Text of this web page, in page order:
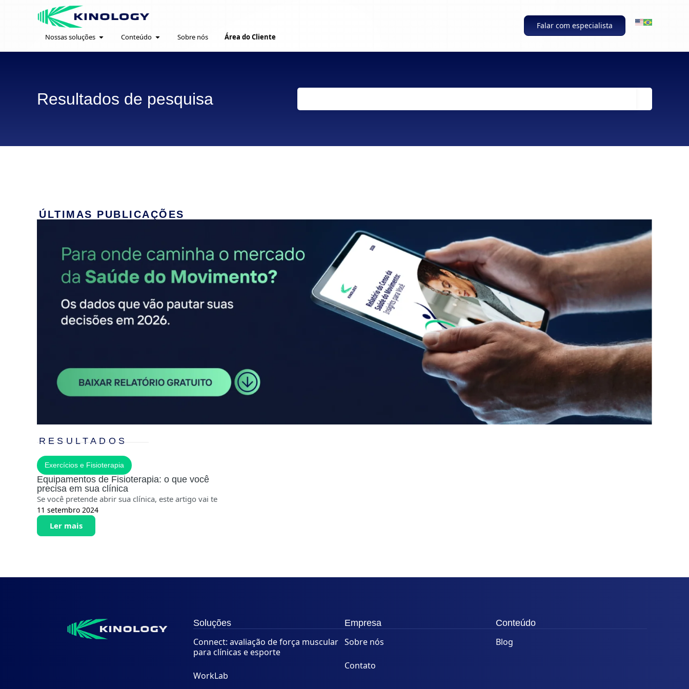
Nossas soluções Conteúdo Sobre nós Área do Cliente
Falar com especialista
Resultados de pesquisa
ÚLTIMAS PUBLICAÇÕES
RESULTADOS
Exercícios e Fisioterapia
Equipamentos de Fisioterapia: o que você
precisa em sua clínica
Se você pretende abrir sua clínica, este artigo vai te
11 setembro 2024
Ler mais
Soluções
Connect: avaliação de força muscular
para clínicas e esporte
WorkLab
Empresa
Sobre nós
Contato
Conteúdo
Blog